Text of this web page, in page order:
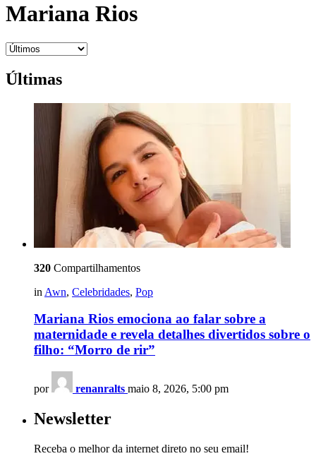
Mariana Rios
Últimas
320 Compartilhamentos
in Awn, Celebridades, Pop
Mariana Rios emociona ao falar sobre a
maternidade e revela detalhes divertidos sobre o
filho: “Morro de rir”
por renanralts maio 8, 2026, 5:00 pm
Newsletter
Receba o melhor da internet direto no seu email!